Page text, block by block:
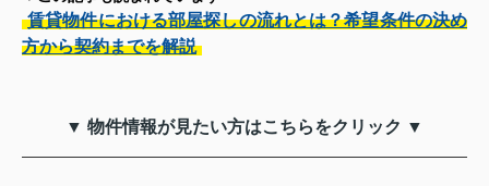
賃貸物件における部屋探しの流れとは？希望条件の決め
方から契約までを解説
▼ 物件情報が見たい方はこちらをクリック ▼